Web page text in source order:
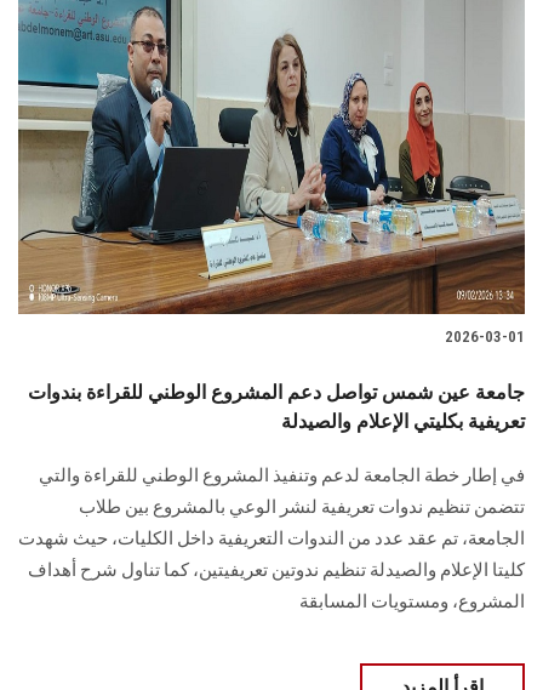
2026-03-01
جامعة عين شمس تواصل دعم المشروع الوطني للقراءة بندوات
تعريفية بكليتي الإعلام والصيدلة
في إطار خطة الجامعة لدعم وتنفيذ المشروع الوطني للقراءة والتي
تتضمن تنظيم ندوات تعريفية لنشر الوعي بالمشروع بين طلاب
الجامعة، تم عقد عدد من الندوات التعريفية داخل الكليات، حيث شهدت
كليتا الإعلام والصيدلة تنظيم ندوتين تعريفيتين، كما تناول شرح أهداف
المشروع، ومستويات المسابقة